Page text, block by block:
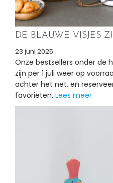
DE BLAUWE VISJES
23 juni 2025
Onze bestsellers onder de
zijn per 1 juli weer op
achter het net, en
favorieten. Lees meer